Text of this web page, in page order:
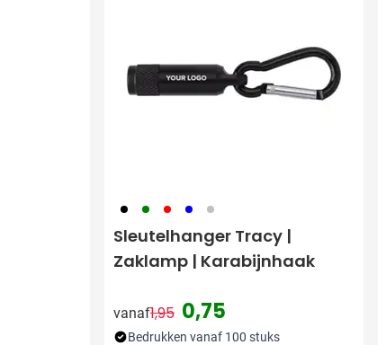
001 004 008 948 032
Sleutelhanger Tracy |
Zaklamp | Karabijnhaak
vanaf
Normale prijs
1,95 0,75
Bedrukken vanaf 100 stuks